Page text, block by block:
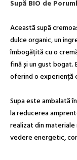
Supă BIO de
Această supă
dulce organic, un
îmbogățită cu o
fină și un gust bogat.
oferind o experiență
Supa este ambalată
la reducerea
realizat din
vedere energetic,